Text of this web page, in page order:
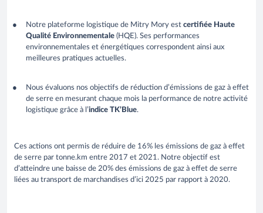
Notre plateforme logistique de Mitry Mory est certifiée Haute
Qualité Environnementale (HQE). Ses performances
environnementales et énergétiques correspondent ainsi aux
meilleures pratiques actuelles.
Nous évaluons nos objectifs de réduction d’émissions de gaz à effet
de serre en mesurant chaque mois la performance de notre activité
logistique grâce à l’indice TK’Blue.
Ces actions ont permis de réduire de 16% les émissions de gaz à effet
de serre par tonne.km entre 2017 et 2021. Notre objectif est
d’atteindre une baisse de 20% des émissions de gaz à effet de serre
liées au transport de marchandises d’ici 2025 par rapport à 2020.